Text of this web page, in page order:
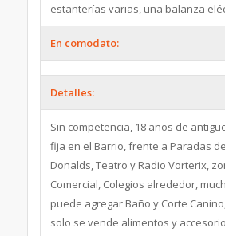
estanterías varias, una balanza
En comodato:
Detalles:
Sin competencia, 18 años de
fija en el Barrio, frente a Paradas
Donalds, Teatro y Radio Vorterix,
Comercial, Colegios alrededor,
puede agregar Baño y Corte
solo se vende alimentos y